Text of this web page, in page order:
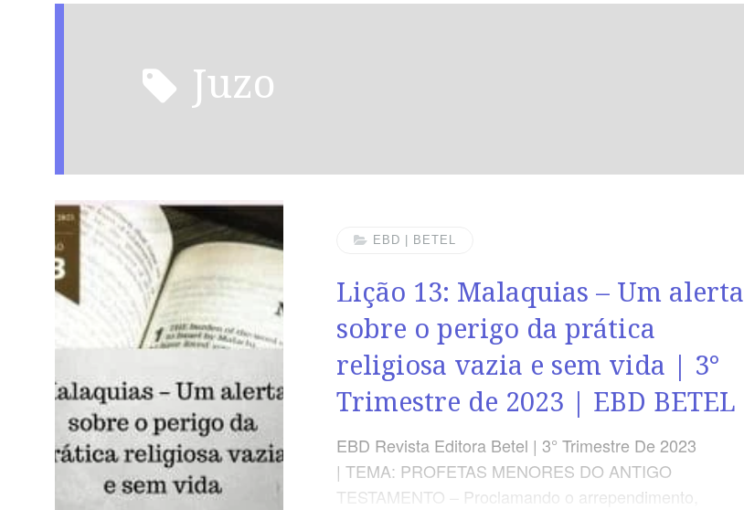
juzo
EBD | BETEL
Lição 13: Malaquias – Um alerta
sobre o perigo da prática
religiosa vazia e sem vida | 3°
Trimestre de 2023 | EBD BETEL
EBD Revista Editora Betel | 3° Trimestre De 2023
| TEMA: PROFETAS MENORES DO ANTIGO
TESTAMENTO – Proclamando o arrependimento,